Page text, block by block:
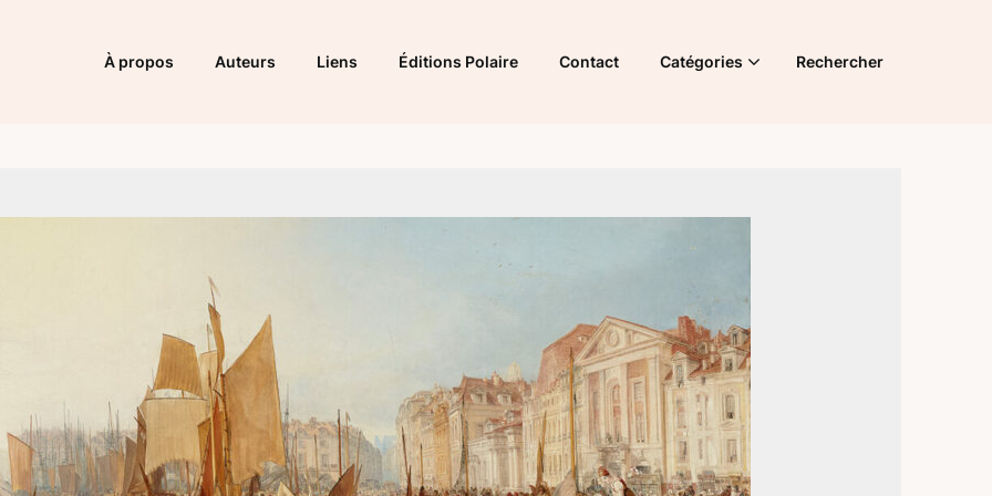
À propos Auteurs Liens Éditions Polaire Contact Catégories Rechercher